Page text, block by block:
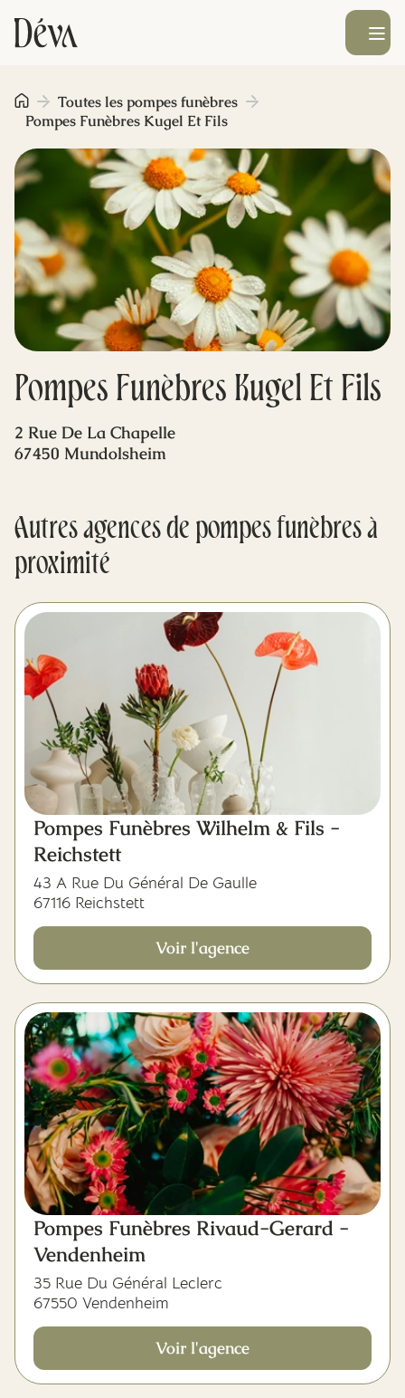
Obsèques
Prévoyance
Monument funéraire
Livraison de fleurs
Blog
Ouvrir le
Pompes Funèbres Kugel Et Fils
Toutes les pompes funèbres
Pompes Funèbres Kugel Et Fils
2 Rue De La Chapelle
67450 Mundolsheim
Autres agences de pompes funèbres à
proximité
Pompes Funèbres Wilhelm & Fils -
Reichstett
43 A Rue Du Général De Gaulle
67116 Reichstett
Voir l'agence
Pompes Funèbres Rivaud-Gerard -
Vendenheim
35 Rue Du Général Leclerc
67550 Vendenheim
Voir l'agence